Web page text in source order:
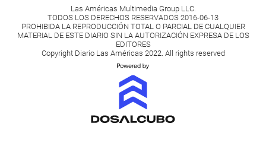
Las Américas Multimedia Group LLC.
TODOS LOS DERECHOS RESERVADOS 2016-06-13
PROHIBIDA LA REPRODUCCIÓN TOTAL O PARCIAL DE CUALQUIER
MATERIAL DE ESTE DIARIO SIN LA AUTORIZACIÓN EXPRESA DE LOS
EDITORES
Copyright Diario Las Américas 2022. All rights reserved